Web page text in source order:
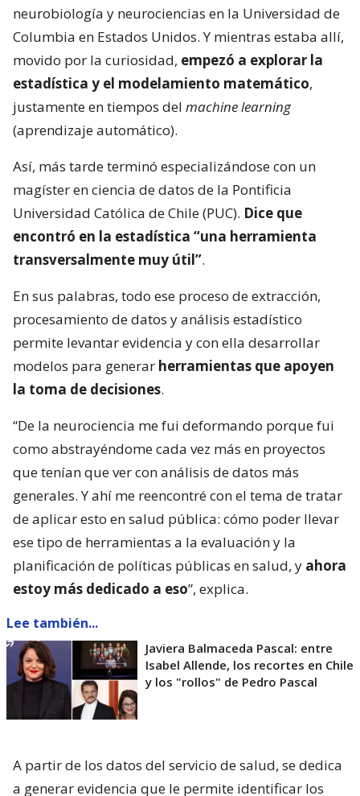
neurobiología y neurociencias en la Universidad de
Columbia en Estados Unidos. Y mientras estaba allí,
movido por la curiosidad, empezó a explorar la
estadística y el modelamiento matemático,
justamente en tiempos del machine learning
(aprendizaje automático).
Así, más tarde terminó especializándose con un
magíster en ciencia de datos de la Pontificia
Universidad Católica de Chile (PUC). Dice que
encontró en la estadística “una herramienta
transversalmente muy útil”.
En sus palabras, todo ese proceso de extracción,
procesamiento de datos y análisis estadístico
permite levantar evidencia y con ella desarrollar
modelos para generar herramientas que apoyen
la toma de decisiones.
“De la neurociencia me fui deformando porque fui
como abstrayéndome cada vez más en proyectos
que tenían que ver con análisis de datos más
generales. Y ahí me reencontré con el tema de tratar
de aplicar esto en salud pública: cómo poder llevar
ese tipo de herramientas a la evaluación y la
planificación de políticas públicas en salud, y ahora
estoy más dedicado a eso”, explica.
Lee también...
Javiera Balmaceda Pascal: entre
Isabel Allende, los recortes en Chile
y los "rollos" de Pedro Pascal
A partir de los datos del servicio de salud, se dedica
a generar evidencia que le permite identificar los